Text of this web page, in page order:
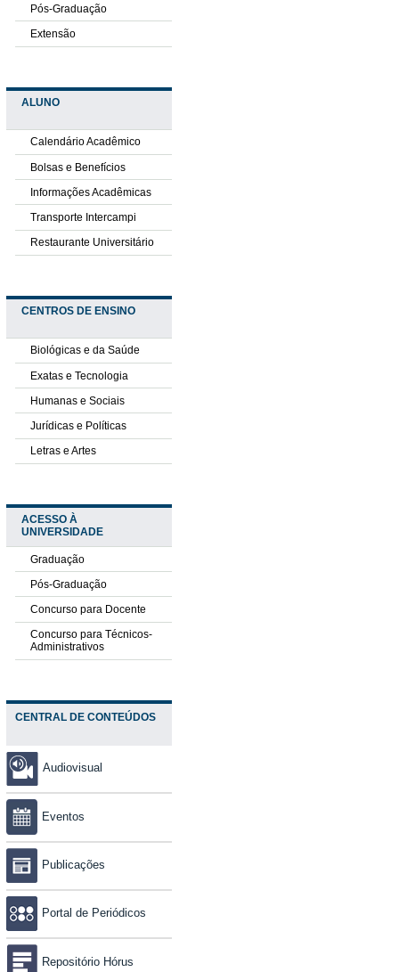
Pós-Graduação
Extensão
ALUNO
Calendário Acadêmico
Bolsas e Benefícios
Informações Acadêmicas
Transporte Intercampi
Restaurante Universitário
CENTROS DE ENSINO
Biológicas e da Saúde
Exatas e Tecnologia
Humanas e Sociais
Jurídicas e Políticas
Letras e Artes
ACESSO À
UNIVERSIDADE
Graduação
Pós-Graduação
Concurso para Docente
Concurso para Técnicos-
Administrativos
CENTRAL DE CONTEÚDOS
Audiovisual
Eventos
Publicações
Portal de Periódicos
Repositório Hórus